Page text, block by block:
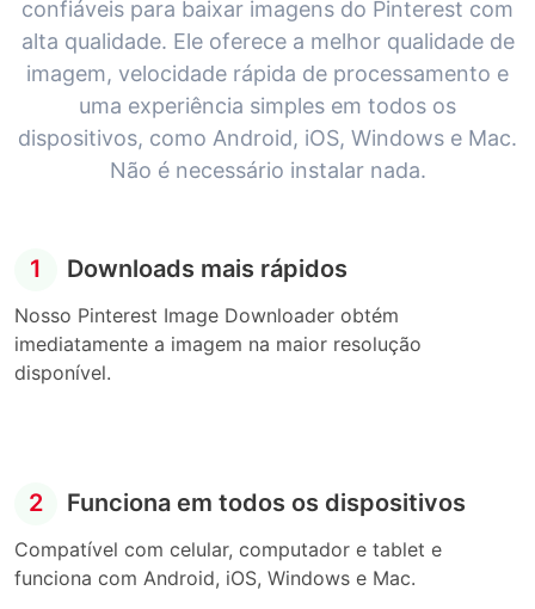
confiáveis para baixar imagens do Pinterest com
alta qualidade. Ele oferece a melhor qualidade de
imagem, velocidade rápida de processamento e
uma experiência simples em todos os
dispositivos, como Android, iOS, Windows e Mac.
Não é necessário instalar nada.
1 Downloads mais rápidos
Nosso Pinterest Image Downloader obtém
imediatamente a imagem na maior resolução
disponível.
2 Funciona em todos os dispositivos
Compatível com celular, computador e tablet e
funciona com Android, iOS, Windows e Mac.